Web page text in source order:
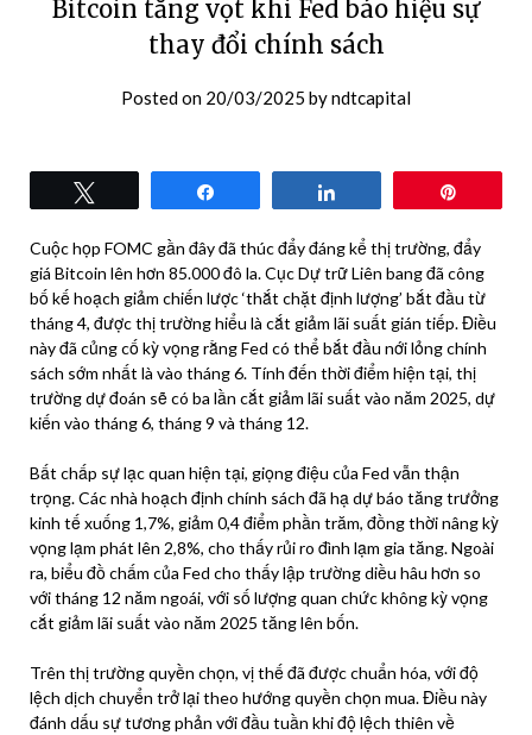
Bitcoin tăng vọt khi Fed báo hiệu sự
thay đổi chính sách
Posted on 20/03/2025 byndtcapital
Cuộc họp FOMC gần đây đã thúc đẩy đáng kể thị trường, đẩy
giá Bitcoin lên hơn 85.000 đô la. Cục Dự trữ Liên bang đã công
bố kế hoạch giảm chiến lược ‘thắt chặt định lượng’ bắt đầu từ
tháng 4, được thị trường hiểu là cắt giảm lãi suất gián tiếp. Điều
này đã củng cố kỳ vọng rằng Fed có thể bắt đầu nới lỏng chính
sách sớm nhất là vào tháng 6. Tính đến thời điểm hiện tại, thị
trường dự đoán sẽ có ba lần cắt giảm lãi suất vào năm 2025, dự
kiến ​​vào tháng 6, tháng 9 và tháng 12.
Bất chấp sự lạc quan hiện tại, giọng điệu của Fed vẫn thận
trọng. Các nhà hoạch định chính sách đã hạ dự báo tăng trưởng
kinh tế xuống 1,7%, giảm 0,4 điểm phần trăm, đồng thời nâng kỳ
vọng lạm phát lên 2,8%, cho thấy rủi ro đình lạm gia tăng. Ngoài
ra, biểu đồ chấm của Fed cho thấy lập trường diều hâu hơn so
với tháng 12 năm ngoái, với số lượng quan chức không kỳ vọng
cắt giảm lãi suất vào năm 2025 tăng lên bốn.
Trên thị trường quyền chọn, vị thế đã được chuẩn hóa, với độ
lệch dịch chuyển trở lại theo hướng quyền chọn mua. Điều này
đánh dấu sự tương phản với đầu tuần khi độ lệch thiên về